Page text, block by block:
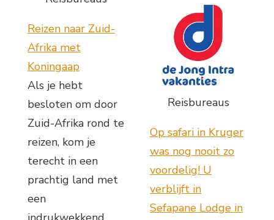
Reizen naar Zuid-
Afrika met
Koningaap
Als je hebt
besloten om door
Zuid-Afrika rond te
reizen, kom je
terecht in een
prachtig land met
een
Reisbureaus
Op safari in Kruger
was nog nooit zo
voordelig! U
verblijft in
Sefapane Lodge in